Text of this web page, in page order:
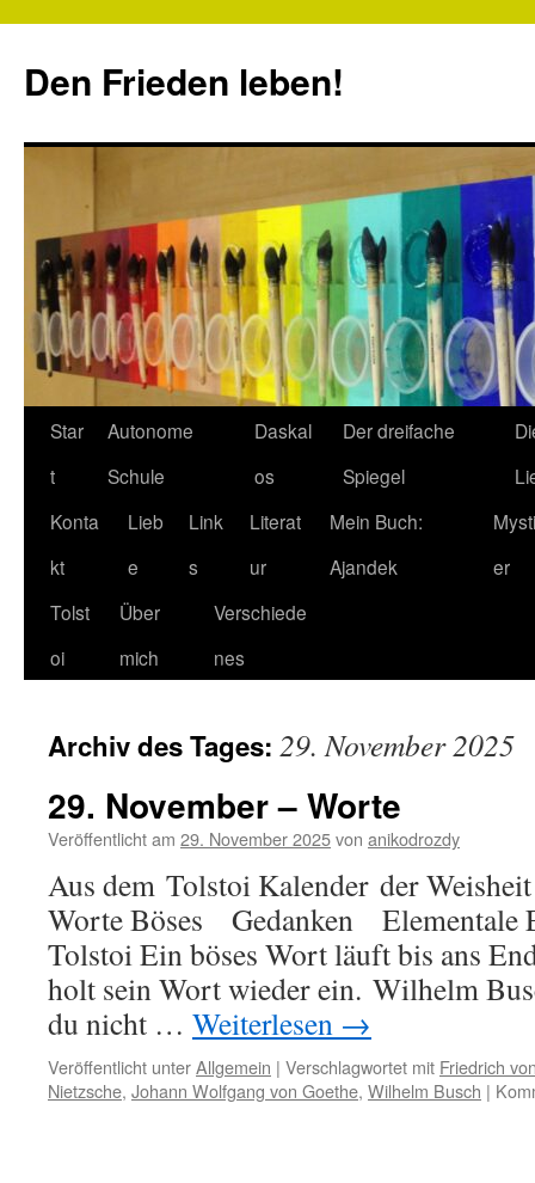
springen
Den Frieden leben!
Star
t
Autonome
Schule
Daskal
os
Der dreifache
Spiegel
Konta
kt
Lieb
e
Link
s
Literat
ur
Mein Buch:
Ajandek
er
Tolst
oi
Über
mich
Verschiede
nes
Archiv des Tages: 29. November 2025
29. November – Worte
Veröffentlicht am 29. November 2025von anikodrozdy
Aus dem Tolstoi Kalender der
Worte Böses Gedanken Elementale
Tolstoi Ein böses Wort läuft bis ans
holt sein Wort wieder ein. Wilhelm
du nicht … Weiterlesen →
Veröffentlicht unterAllgemein | Verschlagwortet mit Friedrich
Nietzsche, Johann Wolfgang von Goethe, Wilhelm Busch |